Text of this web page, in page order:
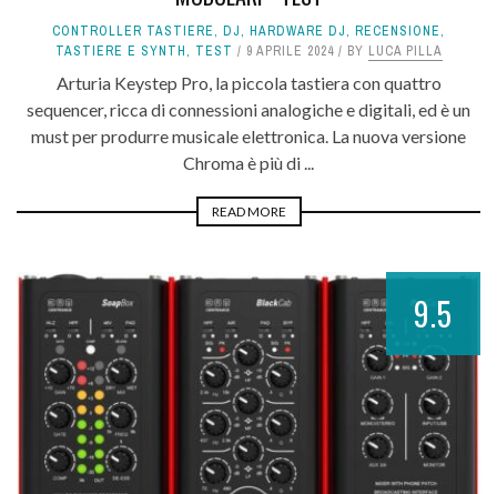
CONTROLLER TASTIERE, DJ, HARDWARE DJ, RECENSIONE,
TASTIERE E SYNTH, TEST 9 APRILE 2024 BY LUCA PILLA
Arturia Keystep Pro, la piccola tastiera con quattro
sequencer, ricca di connessioni analogiche e digitali, ed è un
must per produrre musicale elettronica. La nuova versione
Chroma è più di ...
READ MORE
9.5